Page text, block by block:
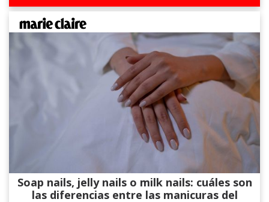
Soap nails, jelly nails o milk nails: cuáles son
las diferencias entre las manicuras del